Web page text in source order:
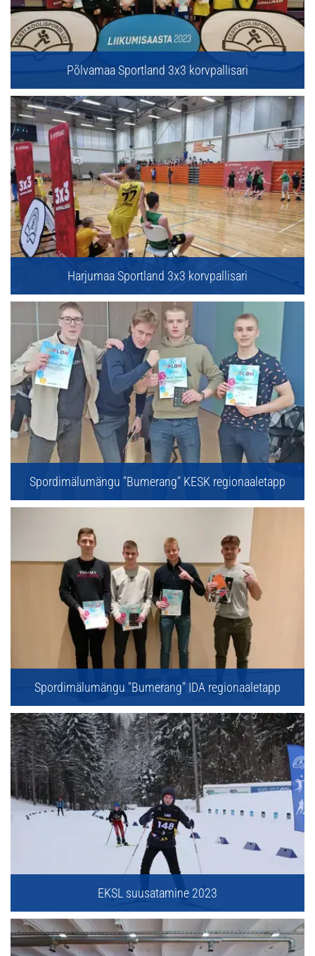
Põlvamaa Sportland 3x3 korvpallisari
Harjumaa Sportland 3x3 korvpallisari
Spordimälumängu "Bumerang" KESK regionaaletapp
Spordimälumängu "Bumerang" IDA regionaaletapp
EKSL suusatamine 2023